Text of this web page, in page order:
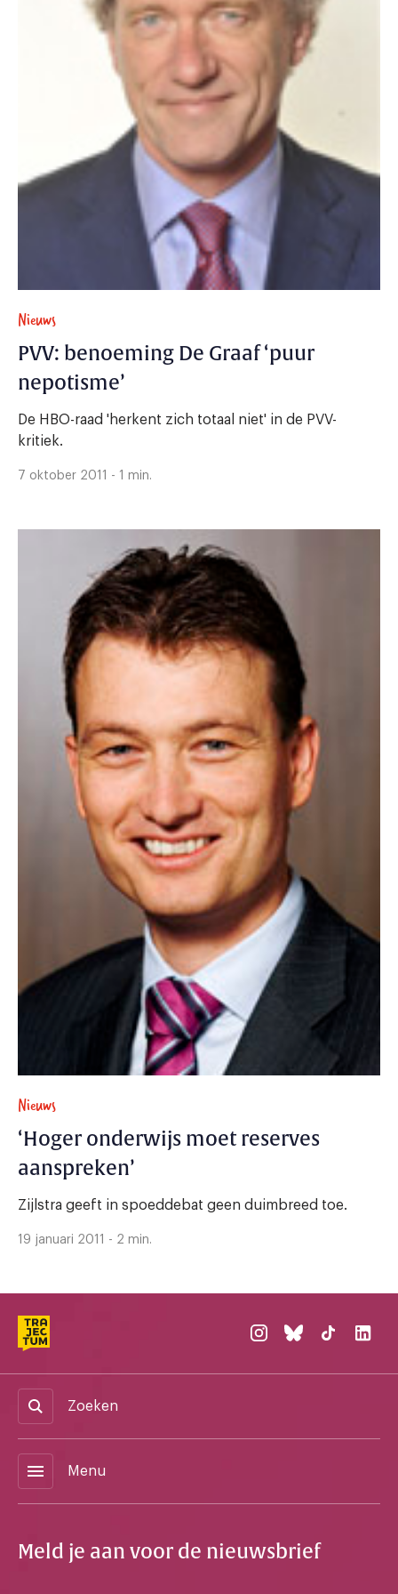
Nieuws
PVV: benoeming De Graaf ‘puur
nepotisme’
De HBO-raad 'herkent zich totaal niet' in de PVV-
kritiek.
7 oktober 2011 - 1 min.
Nieuws
‘Hoger onderwijs moet reserves
aanspreken’
Zijlstra geeft in spoeddebat geen duimbreed toe.
19 januari 2011 - 2 min.
Zoeken
menu Menu
Meld je aan voor de nieuwsbrief